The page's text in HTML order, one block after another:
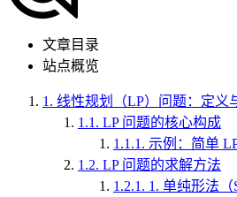
文章目录
站点概览
1. 线性规划（LP）问题：定义
1.1. LP 问题的核心构成
1.1.1. 示例：简单
1.2. LP 问题的求解方法
1.2.1. 1. 单纯形法（